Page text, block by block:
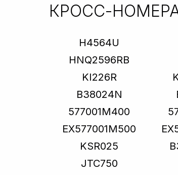
КРОСС-
H4564U
HNQ2596RB
KI226R
B38024N
577001M400
EX577001M500
KSR025
JTC750